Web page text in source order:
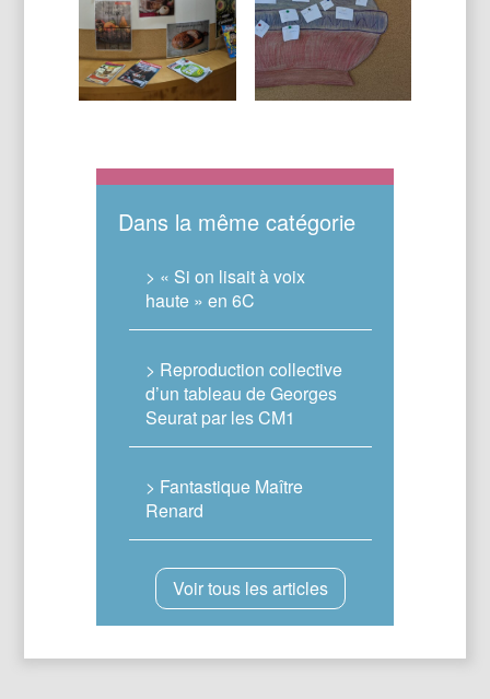
Dans la même catégorie
> « Si on lisait à voix
haute » en 6C
> Reproduction collective
d’un tableau de Georges
Seurat par les CM1
> Fantastique Maître
Renard
Voir tous les articles